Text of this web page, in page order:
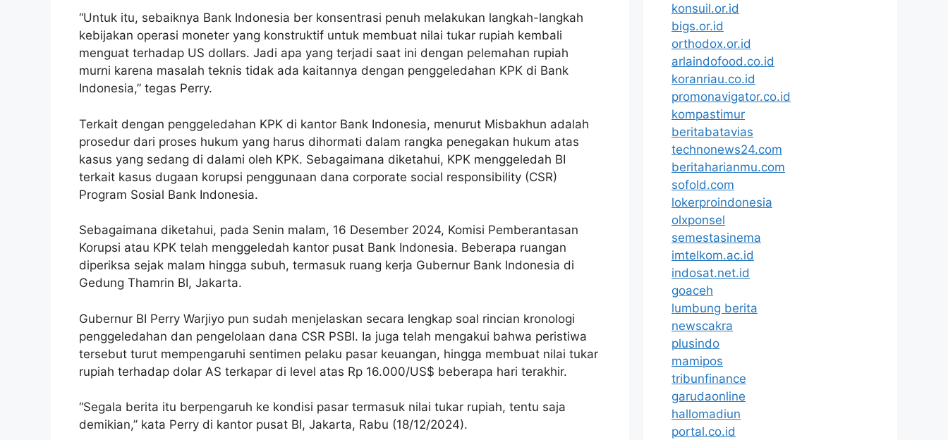
“Untuk itu, sebaiknya Bank Indonesia ber konsentrasi penuh melakukan langkah-langkah
kebijakan operasi moneter yang konstruktif untuk membuat nilai tukar rupiah kembali
menguat terhadap US dollars. Jadi apa yang terjadi saat ini dengan pelemahan rupiah
murni karena masalah teknis tidak ada kaitannya dengan penggeledahan KPK di Bank
Indonesia,” tegas Perry.
Terkait dengan penggeledahan KPK di kantor Bank Indonesia, menurut Misbakhun adalah
prosedur dari proses hukum yang harus dihormati dalam rangka penegakan hukum atas
kasus yang sedang di dalami oleh KPK. Sebagaimana diketahui, KPK menggeledah BI
terkait kasus dugaan korupsi penggunaan dana corporate social responsibility (CSR)
Program Sosial Bank Indonesia.
Sebagaimana diketahui, pada Senin malam, 16 Desember 2024, Komisi Pemberantasan
Korupsi atau KPK telah menggeledah kantor pusat Bank Indonesia. Beberapa ruangan
diperiksa sejak malam hingga subuh, termasuk ruang kerja Gubernur Bank Indonesia di
Gedung Thamrin BI, Jakarta.
Gubernur BI Perry Warjiyo pun sudah menjelaskan secara lengkap soal rincian kronologi
penggeledahan dan pengelolaan dana CSR PSBI. Ia juga telah mengakui bahwa peristiwa
tersebut turut mempengaruhi sentimen pelaku pasar keuangan, hingga membuat nilai tukar
rupiah terhadap dolar AS terkapar di level atas Rp 16.000/US$ beberapa hari terakhir.
“Segala berita itu berpengaruh ke kondisi pasar termasuk nilai tukar rupiah, tentu saja
demikian,” kata Perry di kantor pusat BI, Jakarta, Rabu (18/12/2024).
konsuil.or.id
bigs.or.id
orthodox.or.id
arlaindofood.co.id
koranriau.co.id
promonavigator.co.id
kompastimur
beritabatavias
technonews24.com
beritaharianmu.com
sofold.com
lokerproindonesia
olxponsel
semestasinema
imtelkom.ac.id
indosat.net.id
goaceh
lumbung berita
newscakra
plusindo
mamipos
tribunfinance
garudaonline
hallomadiun
portal.co.id